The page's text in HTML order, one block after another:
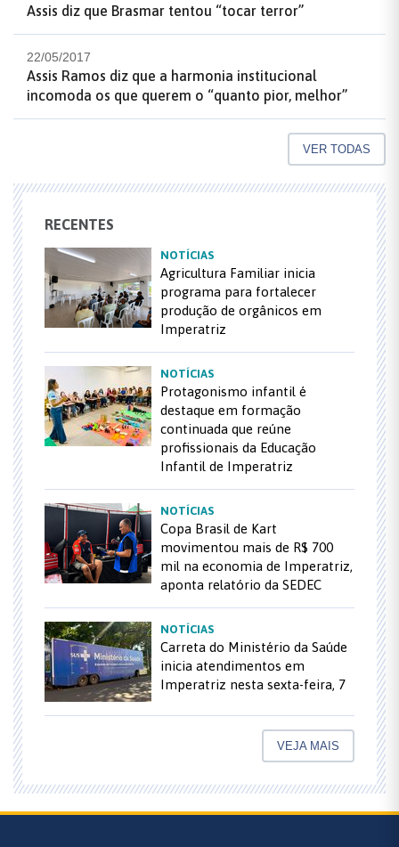
Assis diz que Brasmar tentou “tocar terror”
22/05/2017
Assis Ramos diz que a harmonia institucional
incomoda os que querem o “quanto pior, melhor”
VER TODAS
RECENTES
NOTÍCIAS
Agricultura Familiar inicia
programa para fortalecer
produção de orgânicos em
Imperatriz
NOTÍCIAS
Protagonismo infantil é
destaque em formação
continuada que reúne
profissionais da Educação
Infantil de Imperatriz
NOTÍCIAS
Copa Brasil de Kart
movimentou mais de R$ 700
mil na economia de Imperatriz,
aponta relatório da SEDEC
NOTÍCIAS
Carreta do Ministério da Saúde
inicia atendimentos em
Imperatriz nesta sexta-feira, 7
VEJA MAIS